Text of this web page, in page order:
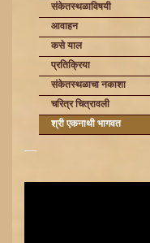
संकेतस्थळाविषयी
आवाहन
कसे याल
प्रतिक्रिया
संकेतस्थळाचा नकाशा
चरित्र चित्रावली
श्री एकनाथी भागवत